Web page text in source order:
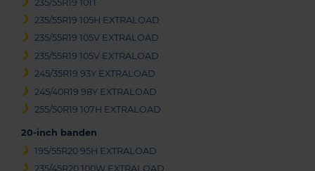
235/55R19 101T
235/55R19 105H EXTRALOAD
235/55R19 105V EXTRALOAD
235/55R19 105V EXTRALOAD
245/35R19 93Y EXTRALOAD
245/40R19 98Y EXTRALOAD
255/50R19 107H EXTRALOAD
20-inch banden
195/55R20 95H EXTRALOAD
235/45R20 100W EXTRALOAD